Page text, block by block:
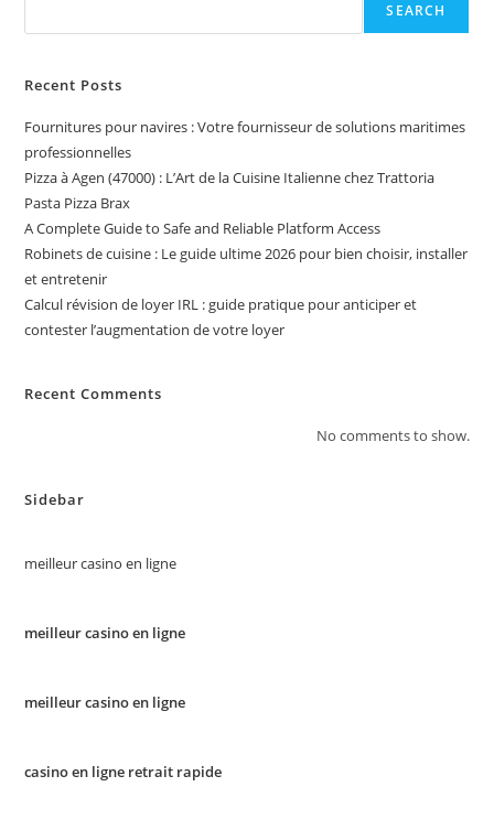
SEARCH
Recent Posts
Fournitures pour navires : Votre fournisseur de solutions maritimes
professionnelles
Pizza à Agen (47000) : L’Art de la Cuisine Italienne chez Trattoria
Pasta Pizza Brax
A Complete Guide to Safe and Reliable Platform Access
Robinets de cuisine : Le guide ultime 2026 pour bien choisir, installer
et entretenir
Calcul révision de loyer IRL : guide pratique pour anticiper et
contester l’augmentation de votre loyer
Recent Comments
No comments to show.
Sidebar
meilleur casino en ligne
meilleur casino en ligne
meilleur casino en ligne
casino en ligne retrait rapide